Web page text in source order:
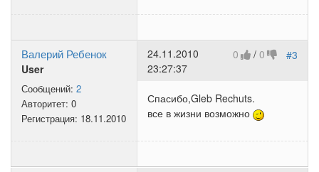
Валерий Ребенок
User
Сообщений: 2
Авторитет: 0
Регистрация: 18.11.2010
#3
0 / 0
24.11.2010
23:27:37
Спасибо,Gleb Rechuts.
все в жизни возможно